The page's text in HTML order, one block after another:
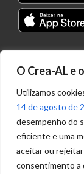
O Crea-AL e
Utilizamos
14 de agosto de
desempenho do
eficiente e uma
aceitar ou
consentimento a
Portal
Acesso à
Informação
Política de
Privacidade